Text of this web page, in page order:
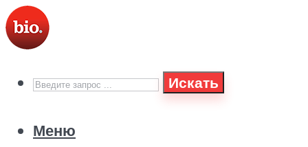
Искать
Меню